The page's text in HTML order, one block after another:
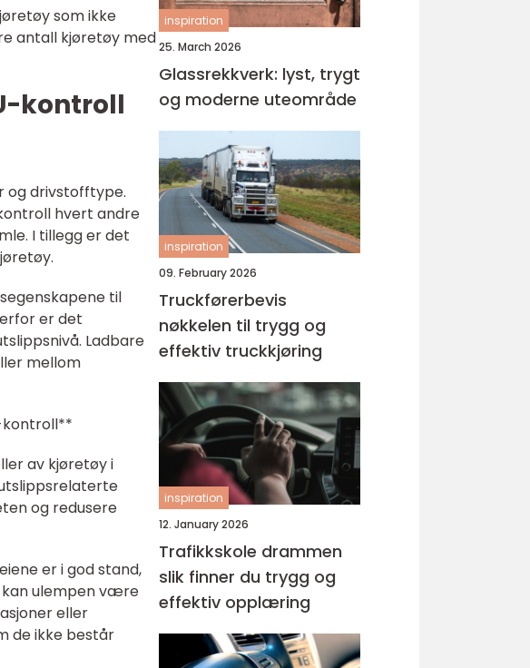
som ikke
antall kjøretøy med
kontroll
og drivstofftype.
hvert andre
I tillegg er det
til
er det
Ladbare
mellom
kontroll**
av kjøretøy i
og redusere
er i god stand,
kan ulempen være
eller
de ikke består
inspiration
25. March 2026
Glassrekkverk: lyst, trygt
og moderne uteområde
inspiration
09. February 2026
Truckførerbevis
nøkkelen til trygg og
effektiv truckkjøring
inspiration
12. January 2026
Trafikkskole drammen
slik finner du trygg og
effektiv opplæring